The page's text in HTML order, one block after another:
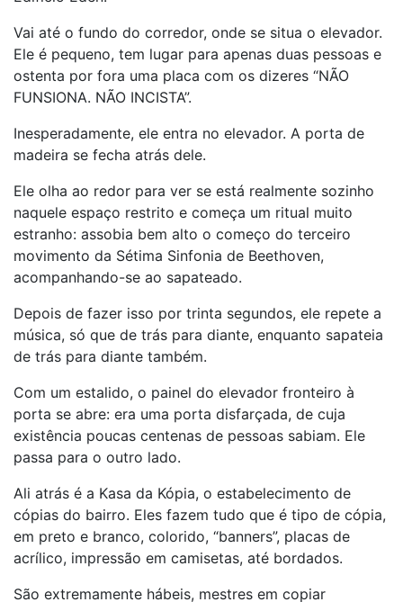
Vai até o fundo do corredor, onde se situa o elevador.
Ele é pequeno, tem lugar para apenas duas pessoas e
ostenta por fora uma placa com os dizeres “NÃO
FUNSIONA. NÃO INCISTA”.
Inesperadamente, ele entra no elevador. A porta de
madeira se fecha atrás dele.
Ele olha ao redor para ver se está realmente sozinho
naquele espaço restrito e começa um ritual muito
estranho: assobia bem alto o começo do terceiro
movimento da Sétima Sinfonia de Beethoven,
acompanhando-se ao sapateado.
Depois de fazer isso por trinta segundos, ele repete a
música, só que de trás para diante, enquanto sapateia
de trás para diante também.
Com um estalido, o painel do elevador fronteiro à
porta se abre: era uma porta disfarçada, de cuja
existência poucas centenas de pessoas sabiam. Ele
passa para o outro lado.
Ali atrás é a Kasa da Kópia, o estabelecimento de
cópias do bairro. Eles fazem tudo que é tipo de cópia,
em preto e branco, colorido, “banners”, placas de
acrílico, impressão em camisetas, até bordados.
São extremamente hábeis, mestres em copiar